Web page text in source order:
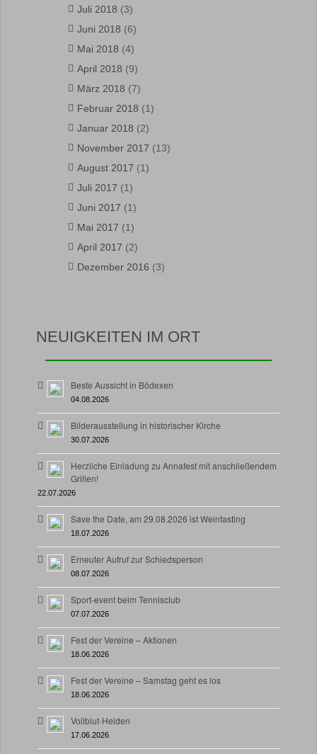
Juli 2018 (3)
Juni 2018 (6)
Mai 2018 (4)
April 2018 (9)
März 2018 (7)
Februar 2018 (1)
Januar 2018 (2)
November 2017 (13)
August 2017 (1)
Juli 2017 (1)
Juni 2017 (1)
Mai 2017 (1)
April 2017 (2)
Dezember 2016 (3)
NEUIGKEITEN IM ORT
Beste Aussicht in Bödexen
04.08.2026
Bilderausstellung in historischer Kirche
30.07.2026
Herzliche Einladung zu Annafest mit anschließendem
Grillen!
22.07.2026
Save the Date, am 29.08.2026 ist Weintasting
18.07.2026
Erneuter Aufruf zur Schiedsperson
08.07.2026
Sport-event beim Tennisclub
07.07.2026
Fest der Vereine – Aktionen
18.06.2026
Fest der Vereine – Samstag geht es los
18.06.2026
Vollblut-Helden
17.06.2026